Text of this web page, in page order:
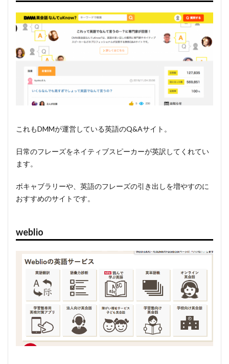
これもDMMが運営している英語のQ&Aサイト。
日常のフレーズをネイティブスピーカーが英訳してくれてい
ます。
ボキャブラリーや、英語のフレーズの引き出しを増やすのに
おすすめのサイトです。
weblio